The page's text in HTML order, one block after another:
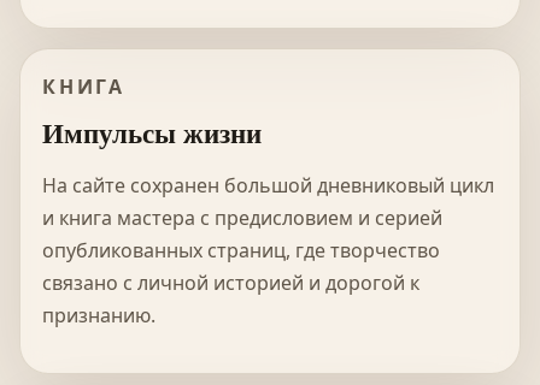
КНИГА
Импульсы жизни
На сайте сохранен большой дневниковый цикл
и книга мастера с предисловием и серией
опубликованных страниц, где творчество
связано с личной историей и дорогой к
признанию.